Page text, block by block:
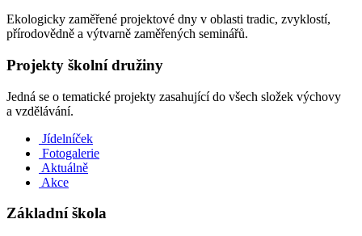
Ekologicky zaměřené projektové dny v oblasti tradic, zvyklostí,
přírodovědně a výtvarně zaměřených seminářů.
Projekty školní družiny
Jedná se o tematické projekty zasahující do všech složek výchovy
a vzdělávání.
Jídelníček
Fotogalerie
Aktuálně
Akce
Základní škola